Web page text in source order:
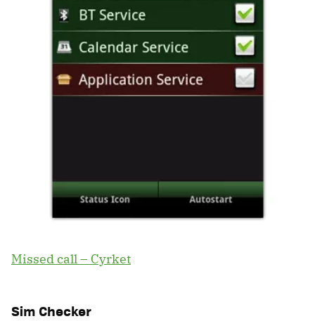
Missed call – Cyrket
Sim Checker